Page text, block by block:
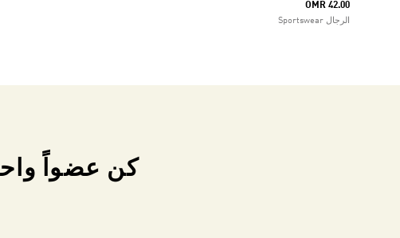
OMR 42.00
الرجال Sportswear
كن عضواً